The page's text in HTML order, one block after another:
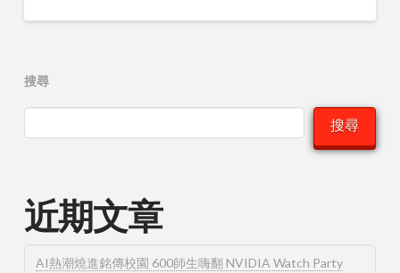
搜尋
搜尋
近期文章
AI熱潮燒進銘傳校園 600師生嗨翻 NVIDIA Watch Party